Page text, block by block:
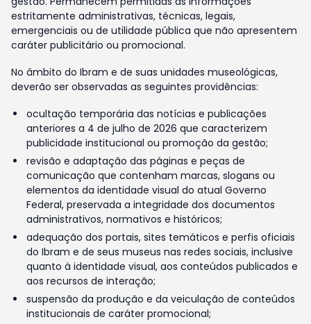
estritamente administrativas, técnicas, legais,
emergenciais ou de utilidade pública que não apresentem
caráter publicitário ou promocional.
No âmbito do Ibram e de suas unidades museológicas,
deverão ser observadas as seguintes providências:
ocultação temporária das notícias e publicações
anteriores a 4 de julho de 2026 que caracterizem
publicidade institucional ou promoção da gestão;
revisão e adaptação das páginas e peças de
comunicação que contenham marcas, slogans ou
elementos da identidade visual do atual Governo
Federal, preservada a integridade dos documentos
administrativos, normativos e históricos;
adequação dos portais, sites temáticos e perfis oficiais
do Ibram e de seus museus nas redes sociais, inclusive
quanto à identidade visual, aos conteúdos publicados e
aos recursos de interação;
suspensão da produção e da veiculação de conteúdos
institucionais de caráter promocional;